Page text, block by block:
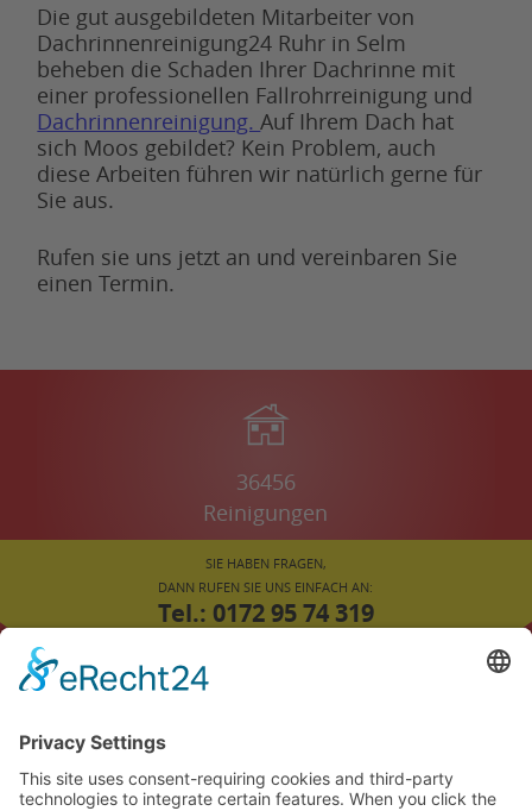
Die gut ausgebildeten Mitarbeiter von
Dachrinnenreinigung24 Ruhr in Selm
beheben die Schaden Ihrer Dachrinne mit
einer professionellen Fallrohrreinigung und
Dachrinnenreinigung.Auf Ihrem Dach hat
sich Moos gebildet? Kein Problem, auch
diese Arbeiten führen wir natürlich gerne für
Sie aus.
Rufen sie uns jetzt an und vereinbaren Sie
einen Termin.
36456
Reinigungen
SIE HABEN FRAGEN,
DANN RUFEN SIE UNS EINFACH AN:
Tel.: 0172 95 74 319
ENNEPETAL LÜDINGHAUSEN
HEIDEN
BERGKAMEN
KEVELAER
AHAUS
ALTENA
ARNSBERG
BOTTROP
BOCHUM BORKEN